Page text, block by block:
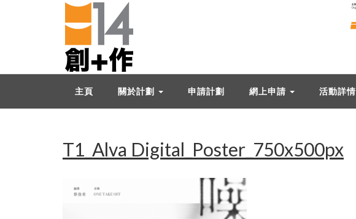
主頁 關於計劃 申請計劃 網上申請 活動詳情
T1_Alva Digital_Poster_750x500px